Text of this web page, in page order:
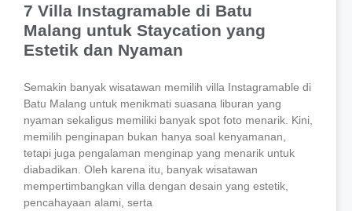
7 Villa Instagramable di Batu
Malang untuk Staycation yang
Estetik dan Nyaman
Semakin banyak wisatawan memilih villa Instagramable di
Batu Malang untuk menikmati suasana liburan yang
nyaman sekaligus memiliki banyak spot foto menarik. Kini,
memilih penginapan bukan hanya soal kenyamanan,
tetapi juga pengalaman menginap yang menarik untuk
diabadikan. Oleh karena itu, banyak wisatawan
mempertimbangkan villa dengan desain yang estetik,
pencahayaan alami, serta